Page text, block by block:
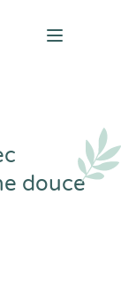
Open
douce